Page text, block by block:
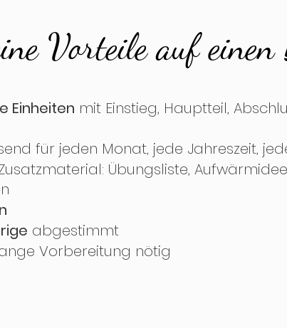
Vorteile auf
Einheiten mit Einstieg, Hauptteil,
für jeden Monat, jede Jahreszeit,
Übungsliste,
abgestimmt
Vorbereitung nötig